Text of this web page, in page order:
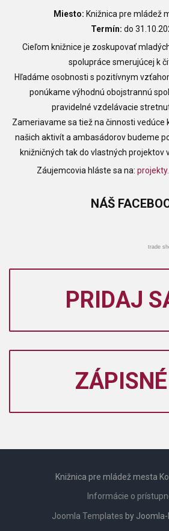
Miesto: Knižnica pre mládež
Termín: do
Cieľom knižnice je zoskupovať
spolupráce smerujúcej k
Hľadáme osobnosti s pozitívnym
ponúkame výhodnú obojstrannú
pravidelné vzdelávacie
Zameriavame sa tiež na činnosti vedúce
našich aktivít a ambasádorov budeme
knižničných tak do vlastných projektov
Záujemcovia hláste sa na:
NÁŠ
trade
PRIDAJ
ZÁPISNÉ
Knižnica pre mládež mesta
Informácie o
Joomla Templates by